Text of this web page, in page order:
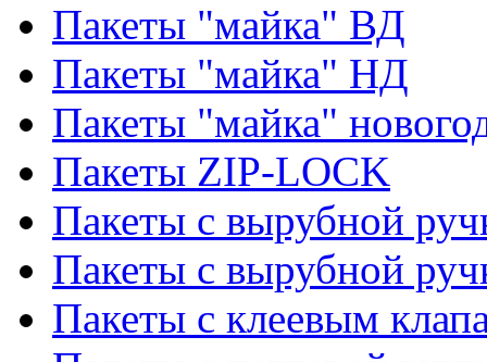
Пакеты "майка" ВД
Пакеты "майка" НД
Пакеты "майка"
Пакеты ZIP-LOCK
Пакеты с вырубной
Пакеты с вырубной
Пакеты с клеевым